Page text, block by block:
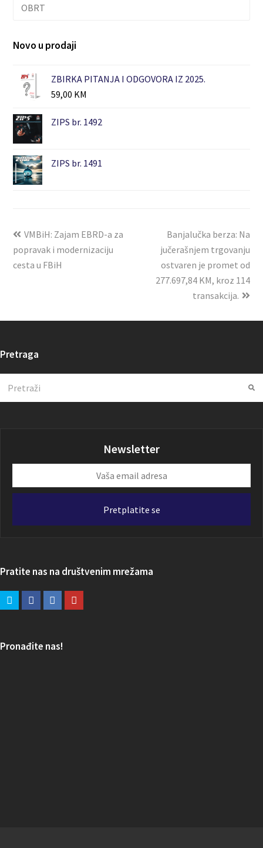
OBRT
Novo u prodaji
ZBIRKA PITANJA I ODGOVORA IZ 2025.
59,00 KM
ZIPS br. 1492
ZIPS br. 1491
VMBiH: Zajam EBRD-a za
popravak i modernizaciju
cesta u FBiH
Banjalučka berza: Na
jučerašnjem trgovanju
ostvaren je promet od
277.697,84 KM, kroz 114
transakcija.
Pretraga
Newsletter
email
Pretplatite se
Pratite nas na društvenim mrežama
Pronađite nas!